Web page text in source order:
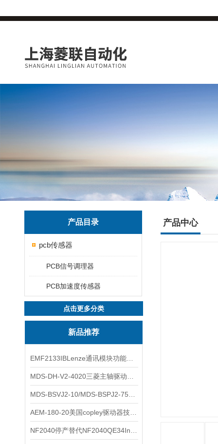
产品目录
pcb传感器
PCB信号调理器
PCB加速度传感器
点击更多分类
新品推荐
产品中心